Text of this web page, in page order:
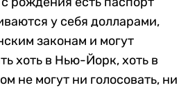
у себя долларами,
законам и могут
хоть в Нью-Йорк, хоть в
не могут ни голосовать, ни